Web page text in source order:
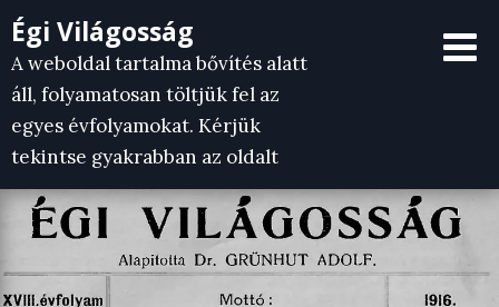
Skip
to
content
Égi Világosság
A weboldal tartalma bővítés alatt
áll, folyamatosan töltjük fel az
egyes évfolyamokat. Kérjük
tekintse gyakrabban az oldalt